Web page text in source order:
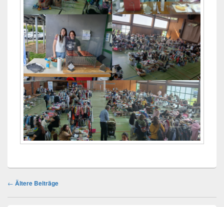
Beitragsnavigation
← Ältere Beiträge